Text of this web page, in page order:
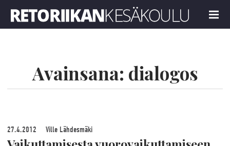
MENU
Avainsana: dialogos
27.4.2012 Ville Lähdesmäki